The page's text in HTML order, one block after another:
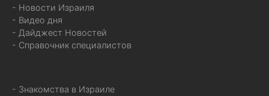
- Новости Израиля
- Видео дня
- Дайджест Новостей
- Справочник специалистов
- Знакомства в Израиле